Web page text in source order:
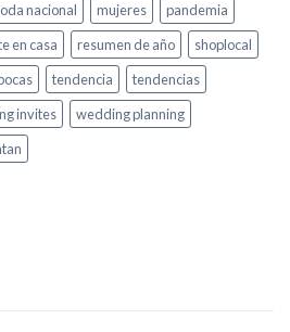
nacional mujeres
pandemia
en casa resumen de año
shoplocal
tendencia
tendencias
invites
wedding planning